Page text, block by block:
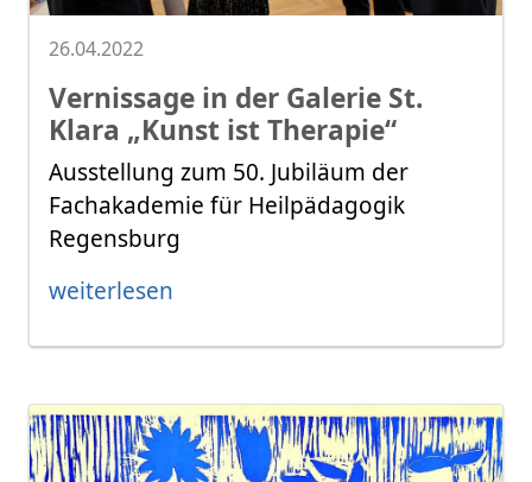
26.04.2022
Vernissage in der Galerie St.
Klara „Kunst ist Therapie“
Ausstellung zum 50. Jubiläum der
Fachakademie für Heilpädagogik
Regensburg
weiterlesen